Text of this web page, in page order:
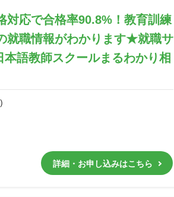
応で合格率90.8%！教育訓練
就職情報がわかります★就職サ
語教師スクールまるわかり相
詳細・お申し込みはこちら